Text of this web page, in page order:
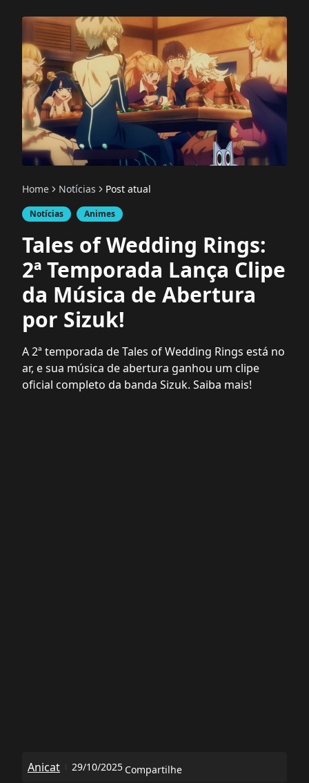
Home Notícias Post atual
Notícias Animes
Tales of Wedding Rings:
2ª Temporada Lança Clipe
da Música de Abertura
por Sizuk!
A 2ª temporada de Tales of Wedding Rings está no
ar, e sua música de abertura ganhou um clipe
oficial completo da banda Sizuk. Saiba mais!
Anicat 29/10/2025 Compartilhe